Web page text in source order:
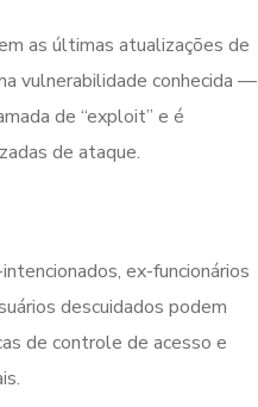
as últimas atualizações de
vulnerabilidade conhecida —
de “exploit” e é
de ataque.
ex-funcionários
descuidados podem
de controle de acesso e